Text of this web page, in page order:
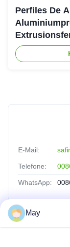
Perfiles De
E-Mail:
Telefone:
WhatsApp:
May